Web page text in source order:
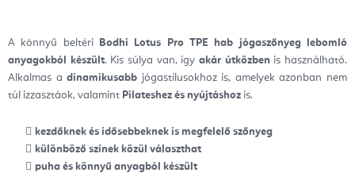
A könnyű beltéri Bodhi Lotus Pro TPE hab jógaszőnyeg
lebomló
anyagokból készült. Kis súlya van, ígyakár útközben is használható.
Alkalmas adinamikusabb jógastílusokhoz is, amelyek azonban nem
túl izzasztáok, valamint Pilateshez és nyújtáshoz is.
kezdőknek és idősebbeknek is megfelelő szőnyeg
különböző színek közül választhat
puha és könnyű anyagból készült